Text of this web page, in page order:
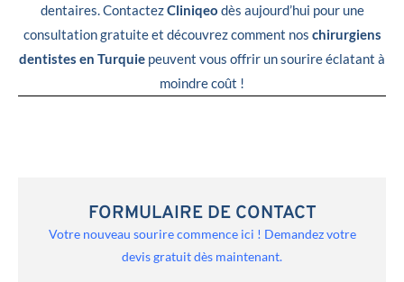
dentaires. ContactezCliniqeo dès aujourd’hui pour une
consultation gratuite et découvrez comment nos chirurgiens
dentistes en Turquie peuvent vous offrir un sourire éclatant à
moindre coût !
FORMULAIRE DE CONTACT
Votre nouveau sourire commence ici ! Demandez votre
devis gratuit dès maintenant.